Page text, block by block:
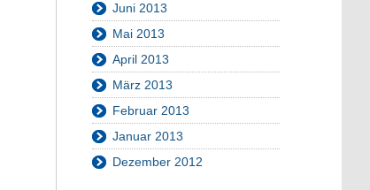
Juni 2013
Mai 2013
April 2013
März 2013
Februar 2013
Januar 2013
Dezember 2012